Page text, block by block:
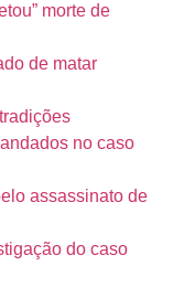
morte de
de matar
no caso
assassinato de
do caso